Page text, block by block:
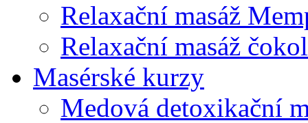
Relaxační masáž
Relaxační masáž
Masérské kurzy
Medová detoxikační